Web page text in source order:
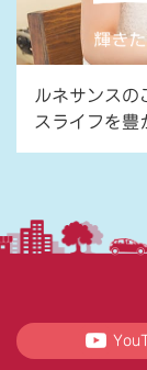
ルネサンスの
スライフを豊